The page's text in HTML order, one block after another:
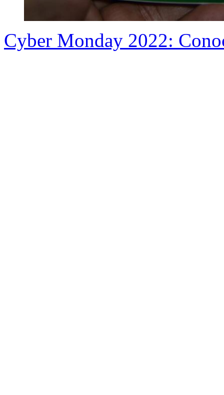
Cyber Monday 2022: